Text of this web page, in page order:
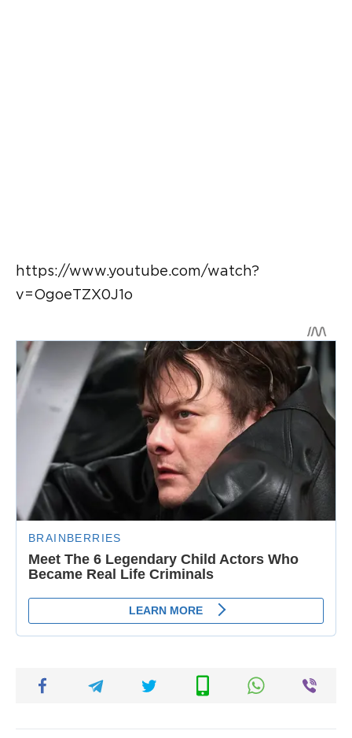
https://www.youtube.com/watch?
v=OgoeTZX0J1o